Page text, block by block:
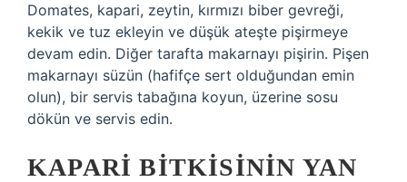
Domates, kapari, zeytin, kırmızı biber gevreği,
kekik ve tuz ekleyin ve düşük ateşte pişirmeye
devam edin. Diğer tarafta makarnayı pişirin. Pişen
makarnayı süzün (hafifçe sert olduğundan emin
olun), bir servis tabağına koyun, üzerine sosu
dökün ve servis edin.
KAPARI BITKISININ YAN